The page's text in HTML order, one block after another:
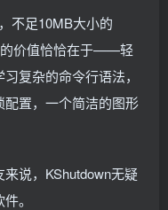
不足10MB大小的
的价值恰恰在于——轻
复杂的命令行语法，
置，一个简洁的图形
说，KShutdown无疑
。